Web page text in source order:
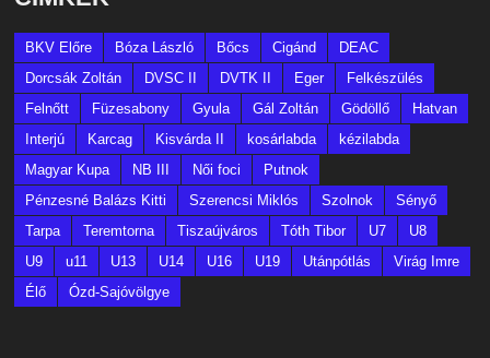
BKV Előre Bóza László Bőcs Cigánd
DEAC
Dorcsák Zoltán
DVSC II DVTK II Eger
Felkészülés
Felnőtt
Füzesabony Gyula Gál Zoltán Gödöllő
Hatvan
Interjú
Karcag Kisvárda II kosárlabda
kézilabda
Magyar Kupa
NB III Női foci
Putnok
Pénzesné Balázs Kitti
Szerencsi Miklós Szolnok
Sényő
Tarpa
Teremtorna Tiszaújváros Tóth Tibor U7
U8
U9
u11 U13 U14 U16 U19 Utánpótlás
Virág Imre
Élő
Ózd-Sajóvölgye